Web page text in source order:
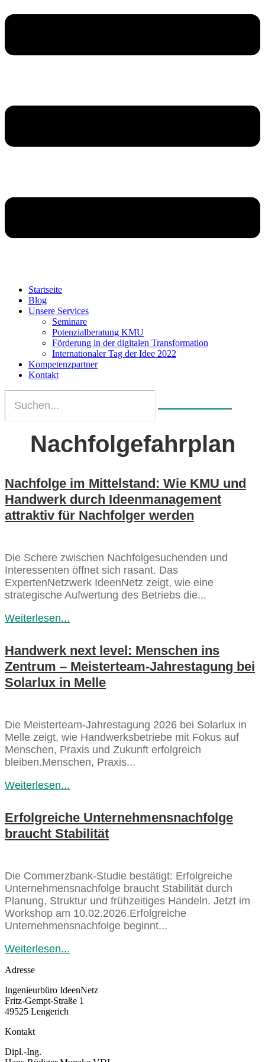
Startseite
Blog
Unsere Services
Seminare
Potenzialberatung KMU
Förderung in der digitalen Transformation
Internationaler Tag der Idee 2022
Kompetenzpartner
Kontakt
Nachfolgefahrplan
Nachfolge im Mittelstand: Wie KMU und
Handwerk durch Ideenmanagement
attraktiv für Nachfolger werden
Die Schere zwischen Nachfolgesuchenden und
Interessenten öffnet sich rasant. Das
ExpertenNetzwerk IdeenNetz zeigt, wie eine
strategische Aufwertung des Betriebs die...
Weiterlesen...
Handwerk next level: Menschen ins
Zentrum – Meisterteam‑Jahrestagung bei
Solarlux in Melle
Die Meisterteam‑Jahrestagung 2026 bei Solarlux in
Melle zeigt, wie Handwerksbetriebe mit Fokus auf
Menschen, Praxis und Zukunft erfolgreich
bleiben.Menschen, Praxis...
Weiterlesen...
Erfolgreiche Unternehmensnachfolge
braucht Stabilität
Die Commerzbank‑Studie bestätigt: Erfolgreiche
Unternehmensnachfolge braucht Stabilität durch
Planung, Struktur und frühzeitiges Handeln. Jetzt im
Workshop am 10.02.2026.Erfolgreiche
Unternehmensnachfolge beginnt...
Weiterlesen...
Adresse
Ingenieurbüro IdeenNetz
Fritz-Gempt-Straße 1
49525 Lengerich
Kontakt
Dipl.-Ing.